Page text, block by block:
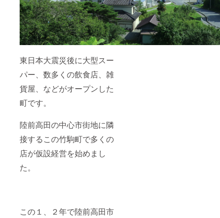
東日本大震災後に大型スー
パー、数多くの飲食店、雑
貨屋、などがオープンした
町です。
陸前高田の中心市街地に隣
接するこの竹駒町で多くの
店が仮設経営を始めまし
た。
この１、２年で陸前高田市